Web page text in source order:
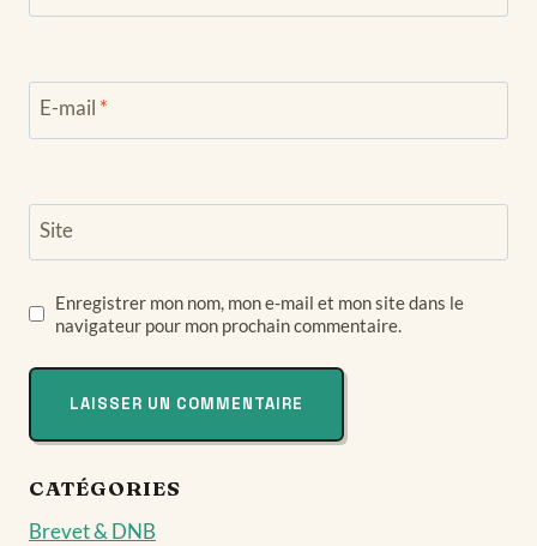
E-mail *
Site
Enregistrer mon nom, mon e-mail et mon site dans le
navigateur pour mon prochain commentaire.
CATÉGORIES
Brevet & DNB